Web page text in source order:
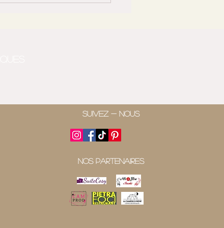
SUIVEZ - NOUS
NOS PARTENAIRES